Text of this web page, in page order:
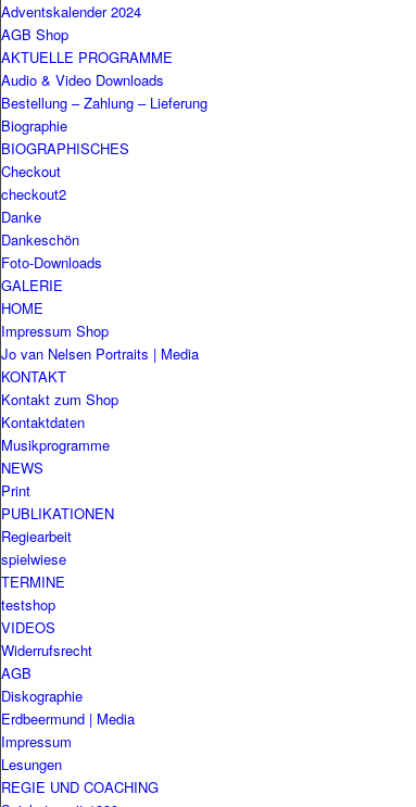
Adventskalender 2024
AGB Shop
AKTUELLE PROGRAMME
Audio & Video Downloads
Bestellung – Zahlung – Lieferung
Biographie
BIOGRAPHISCHES
Checkout
checkout2
Danke
Dankeschön
Foto-Downloads
GALERIE
HOME
Impressum Shop
Jo van Nelsen Portraits | Media
KONTAKT
Kontakt zum Shop
Kontaktdaten
Musikprogramme
NEWS
Print
PUBLIKATIONEN
Regiearbeit
spielwiese
TERMINE
testshop
VIDEOS
Widerrufsrecht
AGB
Diskographie
Erdbeermund | Media
Impressum
Lesungen
REGIE UND COACHING